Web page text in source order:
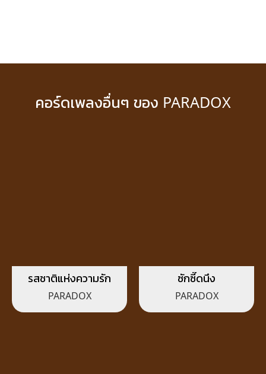
คอร์ดเพลงอื่นๆ ของ PARADOX
รสชาติแห่งความรัก
PARADOX
ซักซี๊ดนึง
PARADOX